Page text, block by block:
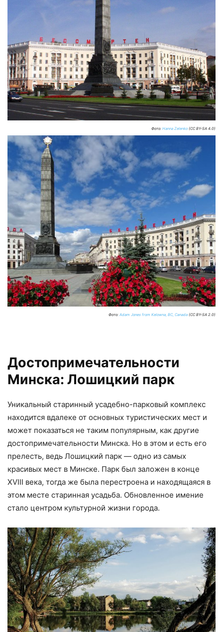
Фото: Hanna Zelenko (CC BY-SA 4.0)
Фото: Adam Jones from Kelowna, BC, Canada (CC BY-SA 2.0)
Достопримечательности
Минска: Лошицкий парк
Уникальный старинный усадебно-парковый комплекс
находится вдалеке от основных туристических мест и
может показаться не таким популярным, как другие
достопримечательности Минска. Но в этом и есть его
прелесть, ведь Лошицкий парк — одно из самых
красивых мест в Минске. Парк был заложен в конце
XVIII века, тогда же была перестроена и находящаяся в
этом месте старинная усадьба. Обновленное имение
стало центром культурной жизни города.